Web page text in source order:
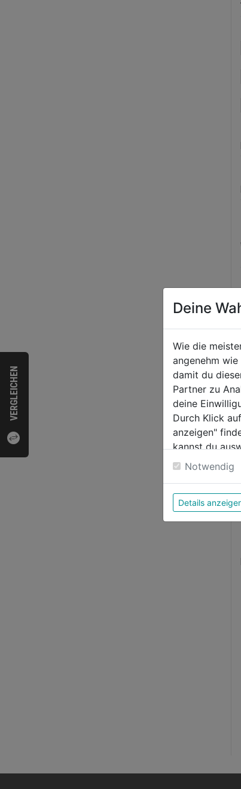
VERGLEICHEN
5
Deine
Wie die
angenehm
damit du
Partner zu
deine
Durch Klick
anzeigen"
kannst du
Weitere
Notwendig
Details